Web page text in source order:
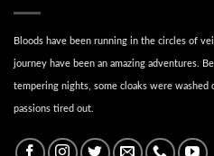
Bloods have been running in the circles of
journey have been an amazing adventures.
tempering nights, some cloaks were washed
passions tired out.